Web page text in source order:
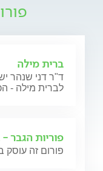
ברית מילה
ד"ר דני שנהר
לברית מילה -
פוריות הגבר
פורום זה עוסק